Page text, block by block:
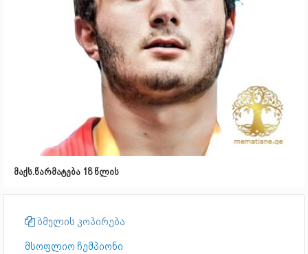
მაქს.წარმატება 18 წლის
ბმულის კოპირება
მსოფლიო ჩემპიონი